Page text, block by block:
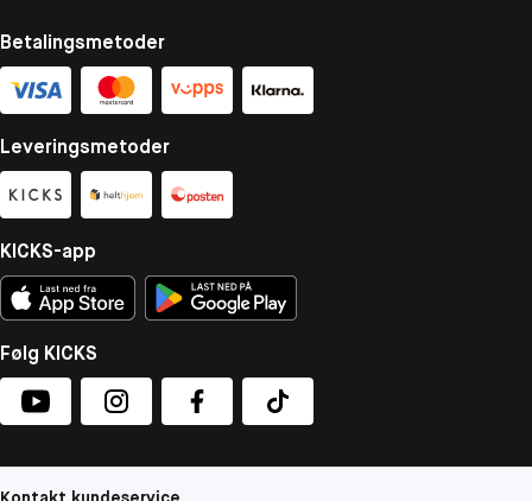
Betalingsmetoder
Leveringsmetoder
KICKS-app
Følg KICKS